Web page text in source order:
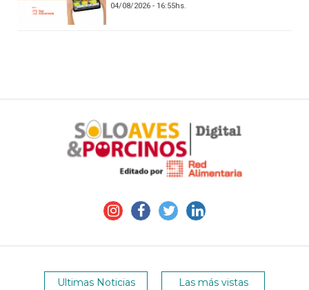
04/08/2026 - 16:55hs.
Ultimas Noticias Las más vistas